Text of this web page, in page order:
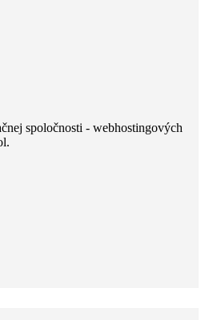
spoločnosti - webhostingových